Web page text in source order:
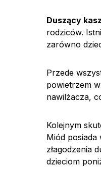
Duszący
rodziców.
zarówno
Przede
powietrzem
nawilżacza,
Kolejnym
Miód posiada
złagodzenia
dzieciom